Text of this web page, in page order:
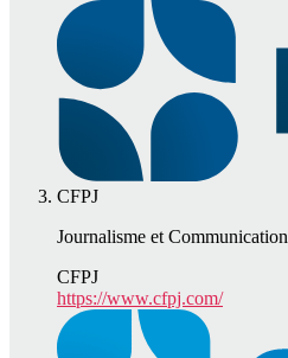
CFPJ
Journalisme et Communication
CFPJ
https://www.cfpj.com/